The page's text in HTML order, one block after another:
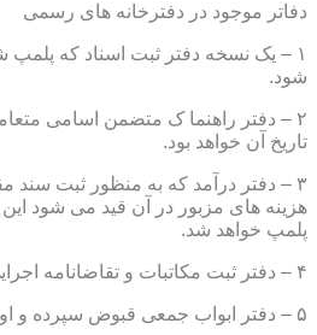
دفاتر موجود در دفترخانه های رسمی
۱ – یک نسخه دفتر ثبت اسناد که
شود.
۲ – دفتر راهنما ک متضمن اسامی
تاریخ آن خواهد بود.
۳ – دفتر درآمد که به منظور ثبت
هزینه های مزبور در آن قید می شود
پلمپ خواهد شد.
۴ – دفتر ثبت مکاتبات و تقاضانامه اجرایی و خلاصه معاملات.
۵ – دفتر ابواب جمعی قبوض سپرده و اوراق بهادار.